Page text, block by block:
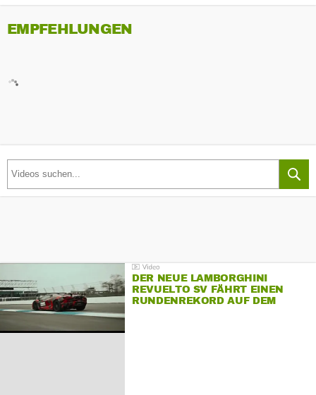
EMPFEHLUNGEN
DER NEUE LAMBORGHINI
REVUELTO SV FÄHRT EINEN
RUNDENREKORD AUF DEM